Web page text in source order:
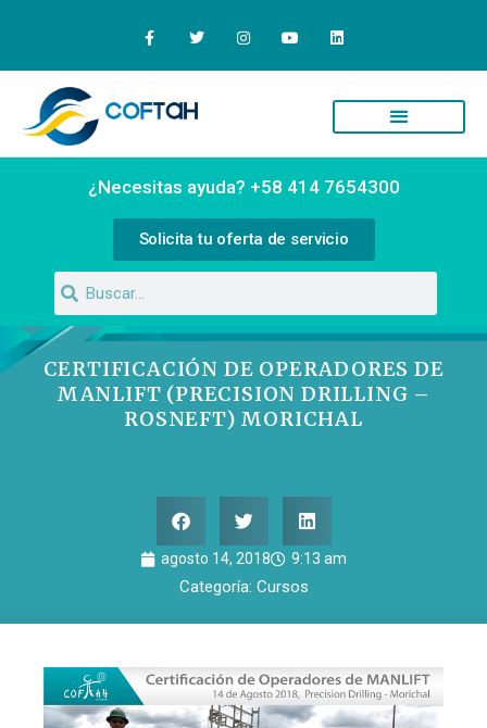
¿Necesitas ayuda? +58 414 7654300
Solicita tu oferta de servicio
CERTIFICACIÓN DE OPERADORES DE
MANLIFT (PRECISION DRILLING –
ROSNEFT) MORICHAL
agosto 14, 2018 9:13 am
Categoría: Cursos